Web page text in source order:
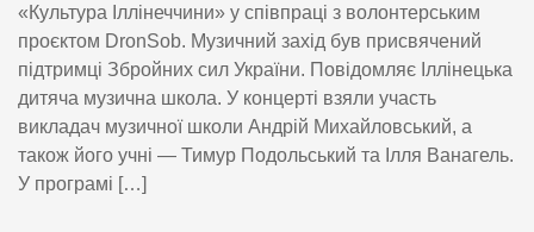
«Культура Іллінеччини» у співпраці з волонтерським
проєктом DronSob. Музичний захід був присвячений
підтримці Збройних сил України. Повідомляє Іллінецька
дитяча музична школа. У концерті взяли участь
викладач музичної школи Андрій Михайловський, а
також його учні — Тимур Подольський та Ілля Ванагель.
У програмі […]